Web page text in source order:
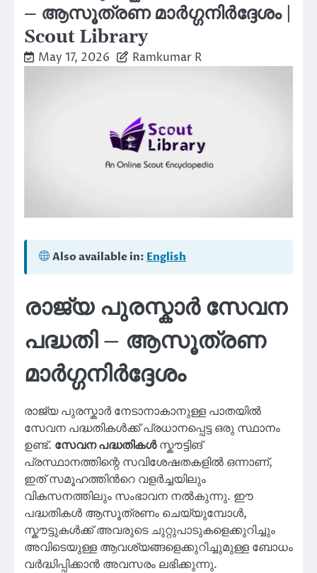
– ആസൂത്രണ മാർഗ്ഗനിർദ്ദേശം |
Scout Library
May 17, 2026 Ramkumar R
Also available in: English
രാജ്യ പുരസ്കാർ സേവന
പദ്ധതി – ആസൂത്രണ
മാർഗ്ഗനിർദ്ദേശം
രാജ്യ പുരസ്കാർ നേടാനാകാനുള്ള പാതയിൽ
സേവന പദ്ധതികൾക്ക് പ്രധാനപ്പെട്ട ഒരു സ്ഥാനം
ഉണ്ട്. സേവന പദ്ധതികൾസ്കൗട്ടിങ്
പ്രസ്ഥാനത്തിന്റെ സവിശേഷതകളിൽ ഒന്നാണ്,
ഇത് സമൂഹത്തിന്‍റെ വളർച്ചയിലും
വികസനത്തിലും സംഭാവന നൽകുന്നു. ഈ
പദ്ധതികൾ ആസൂത്രണം ചെയ്യുമ്പോൾ,
സ്കൗട്ടുകൾക്ക് അവരുടെ ചുറ്റുപാടുകളെക്കുറിച്ചും
അവിടെയുള്ള ആവശ്യങ്ങളെക്കുറിച്ചുമുള്ള ബോധം
വർദ്ധിപ്പിക്കാൻ അവസരം ലഭിക്കുന്നു.